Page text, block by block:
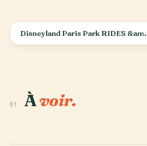
Disneyland Paris Park
01 Àvoir.